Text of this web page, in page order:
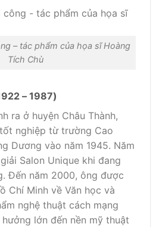
– tác phẩm của họa sĩ Hoàng
Tích Chù
– 1987)
ra ở huyện Châu Thành,
nghiệp từ trường Cao
Dương vào năm 1945. Năm
Salon Unique khi đang
Đến năm 2000, ông được
Chí Minh về Văn học và
nghệ thuật cách mạng
lớn đến nền mỹ thuật